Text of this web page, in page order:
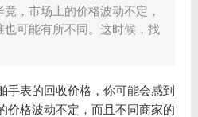
，市场上的价格波动不定，
可能有所不同。这时候，找
手表的回收价格，你可能会感到
价格波动不定，而且不同商家的